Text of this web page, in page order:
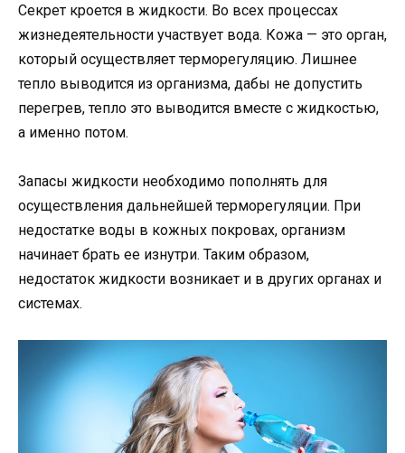
Секрет кроется в жидкости. Во всех процессах
жизнедеятельности участвует вода. Кожа — это орган,
который осуществляет терморегуляцию. Лишнее
тепло выводится из организма, дабы не допустить
перегрев, тепло это выводится вместе с жидкостью,
а именно потом.
Запасы жидкости необходимо пополнять для
осуществления дальнейшей терморегуляции. При
недостатке воды в кожных покровах, организм
начинает брать ее изнутри. Таким образом,
недостаток жидкости возникает и в других органах и
системах.